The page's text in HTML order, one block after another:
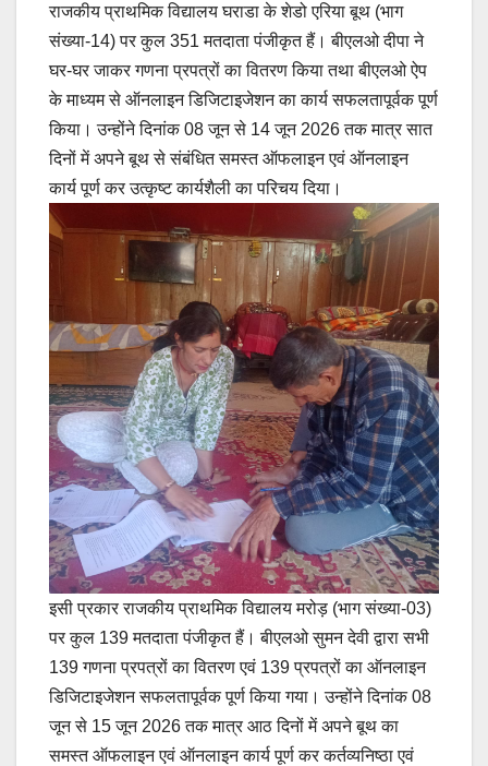
राजकीय प्राथमिक विद्यालय घराडा के शेडो एरिया बूथ (भाग
संख्या-14) पर कुल 351 मतदाता पंजीकृत हैं। बीएलओ दीपा ने
घर-घर जाकर गणना प्रपत्रों का वितरण किया तथा बीएलओ ऐप
के माध्यम से ऑनलाइन डिजिटाइजेशन का कार्य सफलतापूर्वक पूर्ण
किया। उन्होंने दिनांक 08 जून से 14 जून 2026 तक मात्र सात
दिनों में अपने बूथ से संबंधित समस्त ऑफलाइन एवं ऑनलाइन
कार्य पूर्ण कर उत्कृष्ट कार्यशैली का परिचय दिया।
इसी प्रकार राजकीय प्राथमिक विद्यालय मरोड़ (भाग संख्या-03)
पर कुल 139 मतदाता पंजीकृत हैं। बीएलओ सुमन देवी द्वारा सभी
139 गणना प्रपत्रों का वितरण एवं 139 प्रपत्रों का ऑनलाइन
डिजिटाइजेशन सफलतापूर्वक पूर्ण किया गया। उन्होंने दिनांक 08
जून से 15 जून 2026 तक मात्र आठ दिनों में अपने बूथ का
समस्त ऑफलाइन एवं ऑनलाइन कार्य पूर्ण कर कर्तव्यनिष्ठा एवं